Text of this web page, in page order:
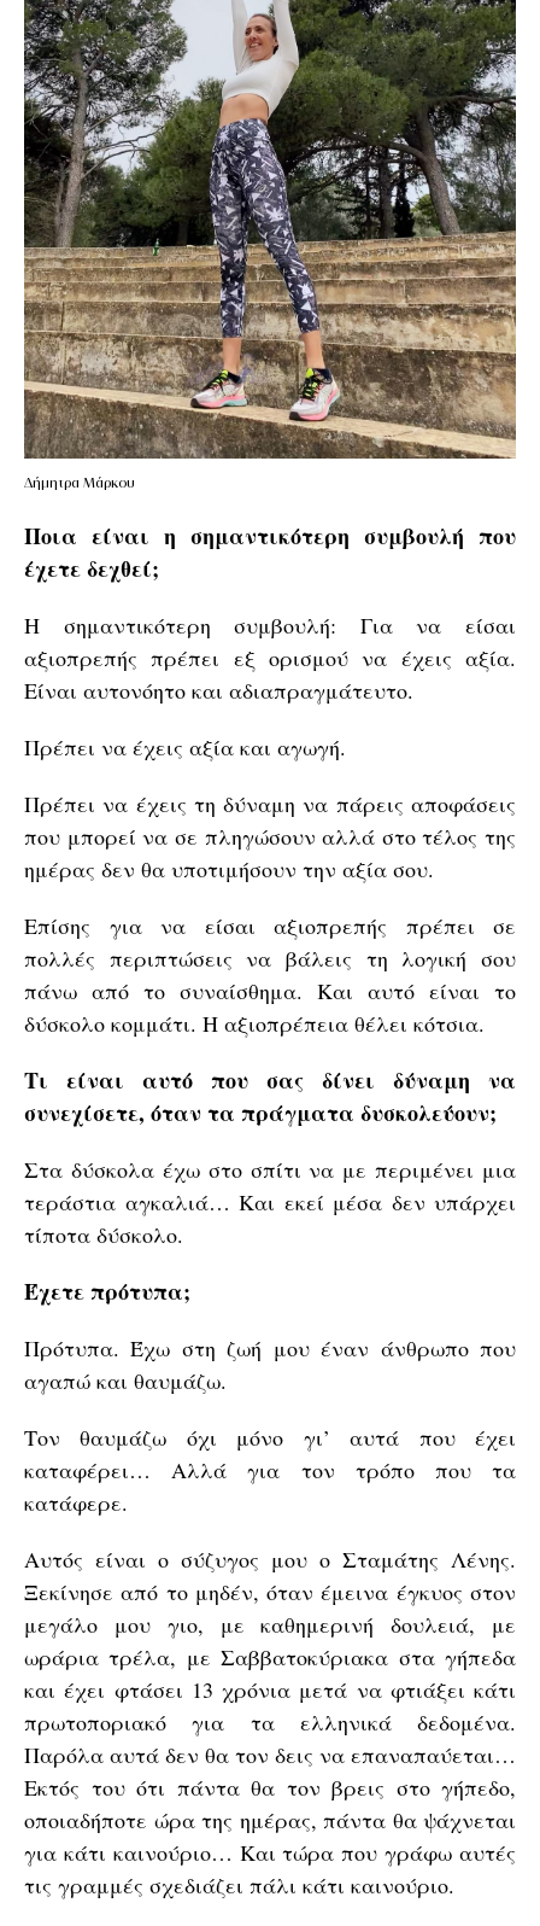
Δήμητρα Μάρκου
Ποια είναι η σημαντικότερη συμβουλή που
έχετε δεχθεί;
Η σημαντικότερη συμβουλή: Για να είσαι
αξιοπρεπής πρέπει εξ ορισμού να έχεις αξία.
Είναι αυτονόητο και αδιαπραγμάτευτο.
Πρέπει να έχεις αξία και αγωγή.
Πρέπει να έχεις τη δύναμη να πάρεις αποφάσεις
που μπορεί να σε πληγώσουν αλλά στο τέλος της
ημέρας δεν θα υποτιμήσουν την αξία σου.
Επίσης για να είσαι αξιοπρεπής πρέπει σε
πολλές περιπτώσεις να βάλεις τη λογική σου
πάνω από το συναίσθημα. Και αυτό είναι το
δύσκολο κομμάτι. Η αξιοπρέπεια θέλει κότσια.
Τι είναι αυτό που σας δίνει δύναμη να
συνεχίσετε, όταν τα πράγματα δυσκολεύουν;
Στα δύσκολα έχω στο σπίτι να με περιμένει μια
τεράστια αγκαλιά… Και εκεί μέσα δεν υπάρχει
τίποτα δύσκολο.
Έχετε πρότυπα;
Πρότυπα. Έχω στη ζωή μου έναν άνθρωπο που
αγαπώ και θαυμάζω.
Τον θαυμάζω όχι μόνο γι’ αυτά που έχει
καταφέρει… Αλλά για τον τρόπο που τα
κατάφερε.
Αυτός είναι ο σύζυγος μου ο Σταμάτης Λένης.
Ξεκίνησε από το μηδέν, όταν έμεινα έγκυος στον
μεγάλο μου γιο, με καθημερινή δουλειά, με
ωράρια τρέλα, με Σαββατοκύριακα στα γήπεδα
και έχει φτάσει 13 χρόνια μετά να φτιάξει κάτι
πρωτοποριακό για τα ελληνικά δεδομένα.
Παρόλα αυτά δεν θα τον δεις να επαναπαύεται…
Εκτός του ότι πάντα θα τον βρεις στο γήπεδο,
οποιαδήποτε ώρα της ημέρας, πάντα θα ψάχνεται
για κάτι καινούριο… Και τώρα που γράφω αυτές
τις γραμμές σχεδιάζει πάλι κάτι καινούριο.